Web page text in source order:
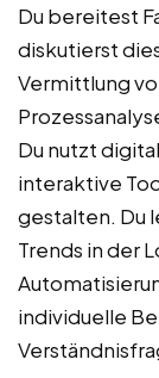
Du bereitest
diskutierst
Vermittlung
Du nutzt
interaktive
gestalten. Du
Trends in der
individuelle